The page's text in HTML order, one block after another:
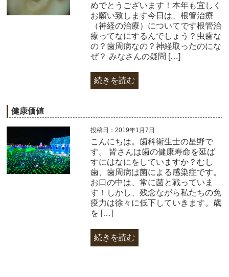
めでとうございます！本年も宜しく
お願い致します今日は、根管治療
（神経の治療）についてです根管治
療ってなにするんでしょう？虫歯な
の？歯周病なの？神経取ったのにな
ぜ？ みなさんの疑問 […]
続きを読む
健康価値
投稿日：2019年1月7日
こんにちは。歯科衛生士の星野で
す。 皆さんは歯の健康寿命を延ば
すにはなにをしていますか？むし
歯、歯周病は菌による感染症です。
お口の中は、常に菌と戦っていま
す！しかし、残念ながら私たちの免
疫力は徐々に低下していきます。歳
を […]
続きを読む